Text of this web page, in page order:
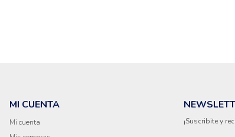
MI CUENTA
Mi cuenta
¡Suscribite y